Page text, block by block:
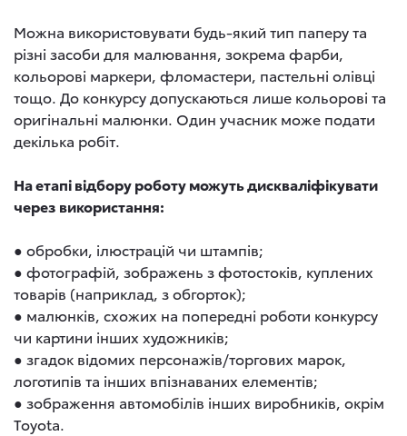
Можна використовувати будь-який тип паперу та
різні засоби для малювання, зокрема фарби,
кольорові маркери, фломастери, пастельні олівці
тощо. До конкурсу допускаються лише кольорові та
оригінальні малюнки. Один учасник може подати
декілька робіт.
На етапі відбору роботу можуть дискваліфікувати
через використання:
● обробки, ілюстрацій чи штампів;
● фотографій, зображень з фотостоків, куплених
товарів (наприклад, з обгорток);
● малюнків, схожих на попередні роботи конкурсу
чи картини інших художників;
● згадок відомих персонажів/торгових марок,
логотипів та інших впізнаваних елементів;
● зображення автомобілів інших виробників, окрім
Toyota.